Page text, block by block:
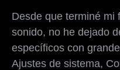
Desde que terminé mi
sonido, no he dejado
específicos con
Ajustes de sistema,